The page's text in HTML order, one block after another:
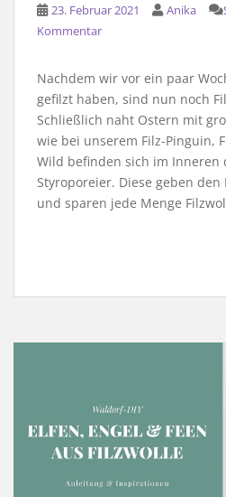
23. Februar 2021 Anika
Kommentar
Nachdem wir vor ein paar
gefilzt haben, sind nun noch
Schließlich naht Ostern mit
wie bei unserem Filz-Pinguin,
Wild befinden sich im Inneren
Styroporeier. Diese geben den
und sparen jede Menge